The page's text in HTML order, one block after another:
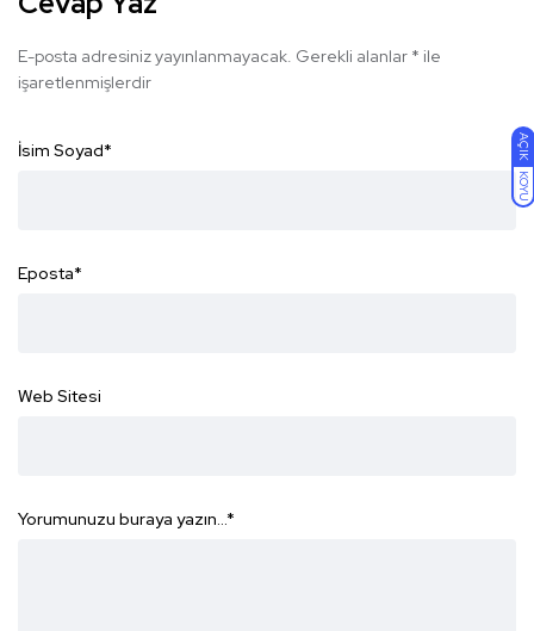
AÇIK
KOYU
E-posta adresiniz yayınlanmayacak. Gerekli alanlar * ile
işaretlenmişlerdir
İsim Soyad*
Eposta*
Web Sitesi
Yorumunuzu buraya yazın...*